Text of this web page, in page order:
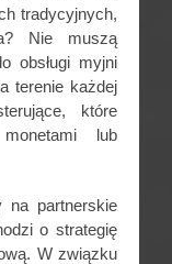
tradycyjnych,
Nie muszą
obsługi myjni
terenie każdej
które
lub
na partnerskie
o strategię
W związku